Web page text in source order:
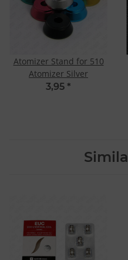
Atomizer Stand for 510
Atomizer Silver
3,95 *